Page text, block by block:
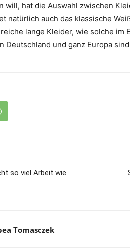
will, hat die Auswahl zwischen
natürlich auch das klassische
lange Kleider, wie solche im
Deutschland und ganz Europa
so viel Arbeit wie
Tomasczek